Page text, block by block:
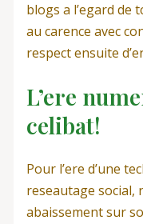
blogs a l’egard de
au carence avec
respect ensuite
L’ere
celibat!
Pour l’ere d’une
reseautage social,
abaissement sur